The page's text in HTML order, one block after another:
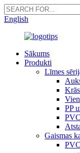
English
Sākums
Produkti
Līmes
PP
Gaismas